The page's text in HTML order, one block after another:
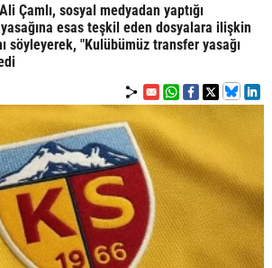
Çamlı, sosyal medyadan yaptığı
esas teşkil eden dosyalara ilişkin
söyleyerek, "Kulübümüz transfer yasağı